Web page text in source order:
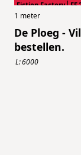
Fiction Factory
1 meter
De Ploeg -
bestellen.
L:6000